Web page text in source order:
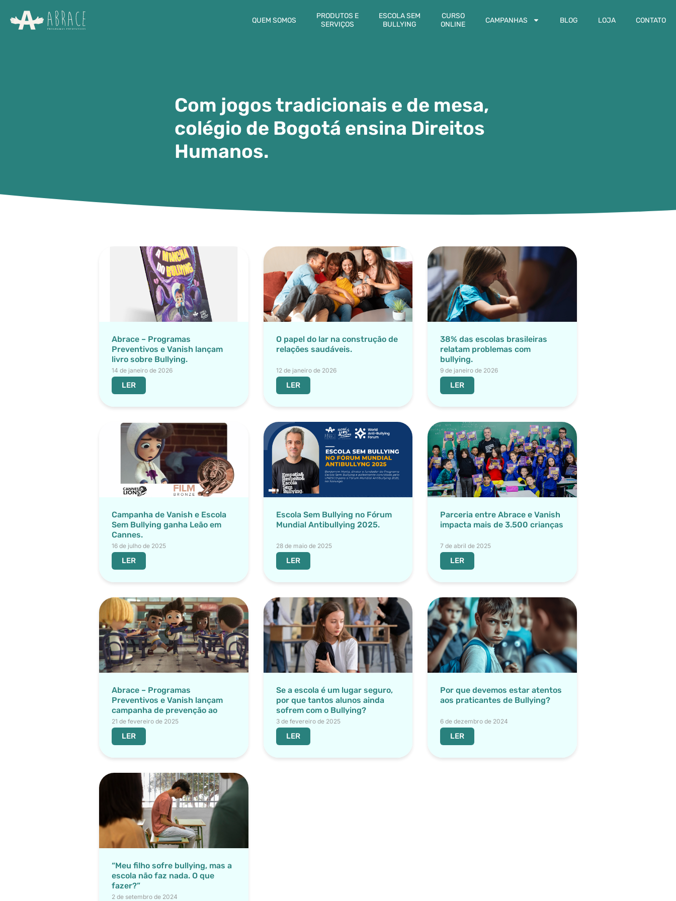
QUEM SOMOS
PRODUTOS E
SERVIÇOS
ESCOLA SEM
BULLYING
CURSO
ONLINE
CAMPANHAS BLOG LOJA CONTATO
Com jogos tradicionais e de mesa,
colégio de Bogotá ensina Direitos
Humanos.
Abrace – Programas
Preventivos e Vanish lançam
livro sobre Bullying.
14 de janeiro de 2026
LER
O papel do lar na construção de
relações saudáveis.
12 de janeiro de 2026
LER
38% das escolas brasileiras
relatam problemas com
bullying.
9 de janeiro de 2026
LER
Campanha de Vanish e Escola
Sem Bullying ganha Leão em
Cannes.
16 de julho de 2025
LER
Escola Sem Bullying no Fórum
Mundial Antibullying 2025.
28 de maio de 2025
LER
Parceria entre Abrace e Vanish
impacta mais de 3.500 crianças
7 de abril de 2025
LER
Abrace – Programas
Preventivos e Vanish lançam
campanha de prevenção ao
Bullying.
21 de fevereiro de 2025
LER
Se a escola é um lugar seguro,
por que tantos alunos ainda
sofrem com o Bullying?
3 de fevereiro de 2025
LER
Por que devemos estar atentos
aos praticantes de Bullying?
6 de dezembro de 2024
LER
“Meu filho sofre bullying, mas a
escola não faz nada. O que
fazer?”
2 de setembro de 2024